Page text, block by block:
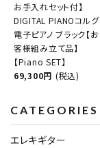
お手入れセット付】
DIGITAL PIANOコルグ
電子ピアノ ブラック【お
客様組み立て品】
【Piano SET】
69,300円 (税込)
CATEGORIES
エレキギター